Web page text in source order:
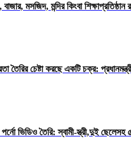
বাজার, মসজিদ, মন্দির কিংবা
তৈরির চেষ্টা করছে একটি চক্র:
পর্নো ভিডিও তৈরি: স্বামী-স্ত্রী,দুই